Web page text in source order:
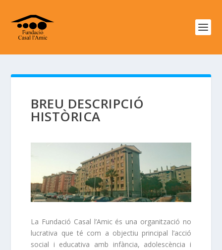
BREU DESCRIPCIÓ
HISTÒRICA
La Fundació Casal l’Amic és una organització no
lucrativa que té com a objectiu principal l’acció
social i educativa amb infància, adolescència i